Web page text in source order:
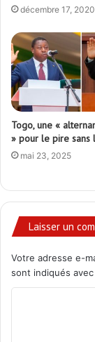
décembre 17, 2020
Togo, une «
» pour le pire sans
mai 23, 2025
Laisser un
Votre adresse e-
sont indiqués avec